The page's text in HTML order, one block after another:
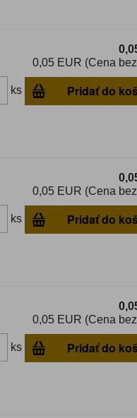
0,05 EUR (Cena
ks Pridať do
0,05 EUR (Cena
ks Pridať do
0,05 EUR (Cena
ks Pridať do